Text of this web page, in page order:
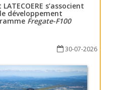
LATECOERE s’associent
développement
Fregate-F100
30-07-2026